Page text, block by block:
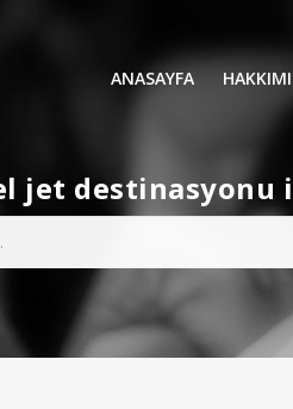
ANASAYFA
jet destinasyonu